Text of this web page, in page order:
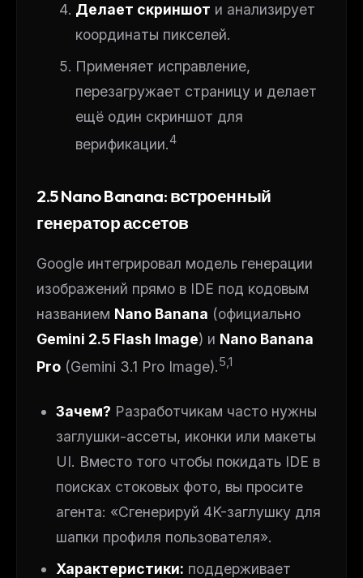
Делает скриншот и анализирует
координаты пикселей.
Применяет исправление,
перезагружает страницу и делает
ещё один скриншот для
верификации.4
2.5 Nano Banana: встроенный
генератор ассетов
Google интегрировал модель генерации
изображений прямо в IDE под кодовым
названием Nano Banana (официально
Gemini 2.5 Flash Image) и Nano Banana
Pro (Gemini 3.1 Pro Image).5,1
Зачем? Разработчикам часто нужны
заглушки-ассеты, иконки или макеты
UI. Вместо того чтобы покидать IDE в
поисках стоковых фото, вы просите
агента: «Сгенерируй 4K-заглушку для
шапки профиля пользователя».
Характеристики: поддерживает